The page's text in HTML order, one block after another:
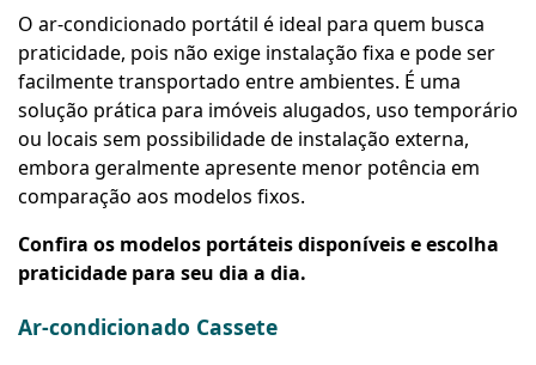
O ar-condicionado portátil é ideal para quem busca
praticidade, pois não exige instalação fixa e pode ser
facilmente transportado entre ambientes. É uma
solução prática para imóveis alugados, uso temporário
ou locais sem possibilidade de instalação externa,
embora geralmente apresente menor potência em
comparação aos modelos fixos.
Confira os modelos portáteis disponíveis e escolha
praticidade para seu dia a dia.
Ar-condicionado Cassete